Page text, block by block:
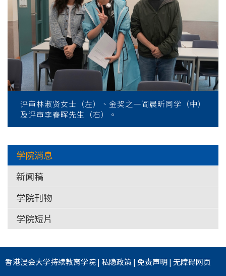
评审林淑贤女士（左）、金奖之一阎晨昕同学（中）
及评审李春晖先生（右）。
学院消息
新闻稿
学院刊物
学院短片
香港浸会大学持续教育学院| 私隐政策|免责声明|无障碍网页